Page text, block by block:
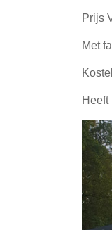
Prijs
Met
Heeft